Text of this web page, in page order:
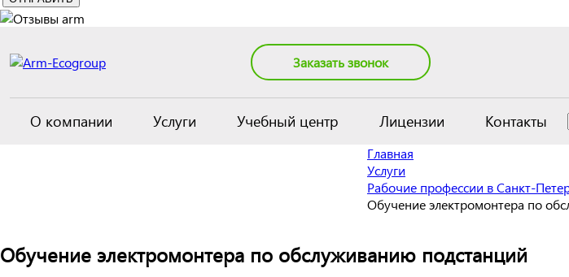
Заказать звонок
О компании Услуги Учебный центр Лицензии Контакты
Главная
Услуги
Рабочие профессии в Санкт-
Обучение электромонтера по
Обучение электромонтера по обслуживанию подстанций